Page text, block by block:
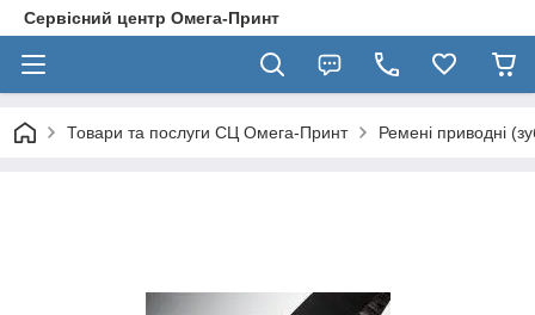
Сервісний центр Омега-Принт
Товари та послуги СЦ Омега-Принт Ремені приводні